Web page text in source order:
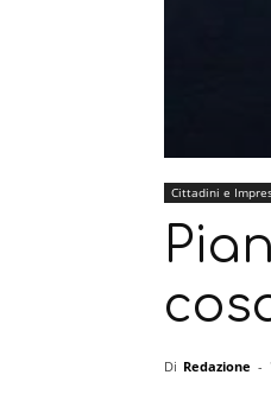
Cittadini e
Di Redazione -